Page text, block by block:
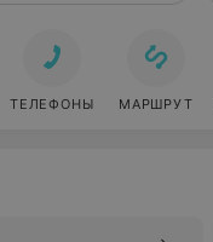
ТЕЛЕФОНЫ МАРШРУТ